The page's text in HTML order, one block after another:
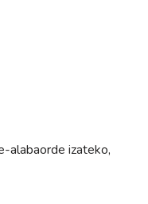
alabaorde izateko,